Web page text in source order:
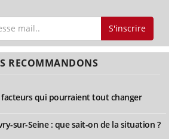
S'inscrire
RECOMMANDONS
facteurs qui pourraient tout changer
sur-Seine : que sait-on de la situation ?